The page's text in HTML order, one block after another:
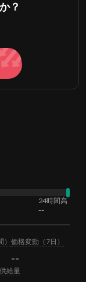
？
24時間高
--
）価格変動（7日）
--
給量